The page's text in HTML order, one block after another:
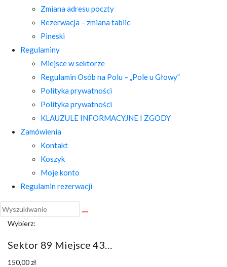
Zmiana adresu poczty
Rezerwacja – zmiana tablic
Pineski
Regulaminy
Miejsce w sektorze
Regulamin Osób na Polu – „Pole u Głowy”
Polityka prywatności
Polityka prywatności
KLAUZULE INFORMACYJNE I ZGODY
Zamówienia
Kontakt
Koszyk
Moje konto
Regulamin rezerwacji
Wybierz:
Sektor 89 Miejsce 43…
150,00zł